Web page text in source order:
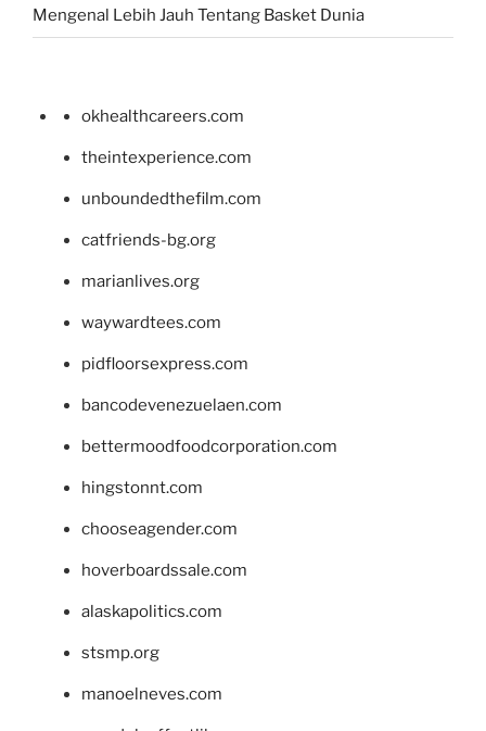
Mengenal Lebih Jauh Tentang Basket Dunia
okhealthcareers.com
theintexperience.com
unboundedthefilm.com
catfriends-bg.org
marianlives.org
waywardtees.com
pidfloorsexpress.com
bancodevenezuelaen.com
bettermoodfoodcorporation.com
hingstonnt.com
chooseagender.com
hoverboardssale.com
alaskapolitics.com
stsmp.org
manoelneves.com